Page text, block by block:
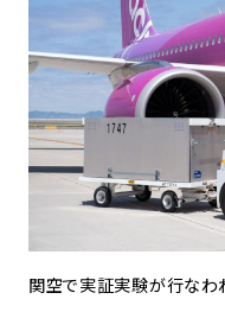
関空で実証実験が行なわ